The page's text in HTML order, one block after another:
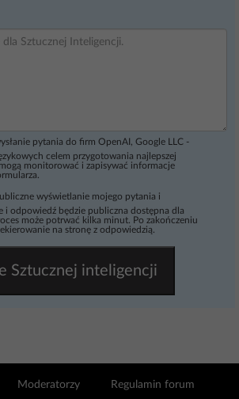
pytania do firm OpenAI, Google LLC -
celem przygotowania najlepszej
monitorować i zapisywać informacje
wyświetlanie mojego pytania i
i odpowiedź będzie publiczna dostępna dla
może potrwać kilka minut. Po zakończeniu
na stronę z odpowiedzią.
Sztucznej inteligencji
Moderatorzy Regulamin forum